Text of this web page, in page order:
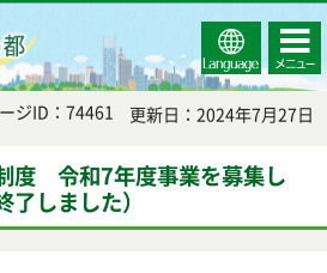
Select
Language
コンテ
ンツメ
ニュー
ジID：74461 更新日：2024年7月27日
度 令和7年度事業を募集し
しました）